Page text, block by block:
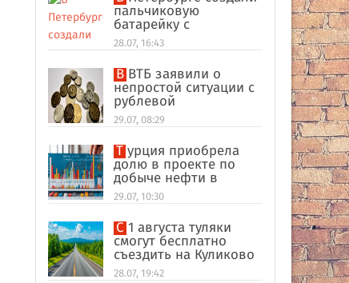
пальчиковую
батарейку с
беспроводной
зарядкой
28.07, 16:43
В ВТБ заявили о
непростой ситуации с
рублевой
ликвидностью в
банковском секторе
29.07, 08:29
Турция приобрела
долю в проекте по
добыче нефти в
иракском Киркуке
29.07, 10:30
С 1 августа туляки
смогут бесплатно
съездить на Куликово
поле
28.07, 19:42